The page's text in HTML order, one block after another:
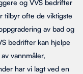
og VVS bedrifter
tilbyr ofte de viktigste
av bad og
bedrifter kan hjelpe
vannmåler,
har vi lagt ved en